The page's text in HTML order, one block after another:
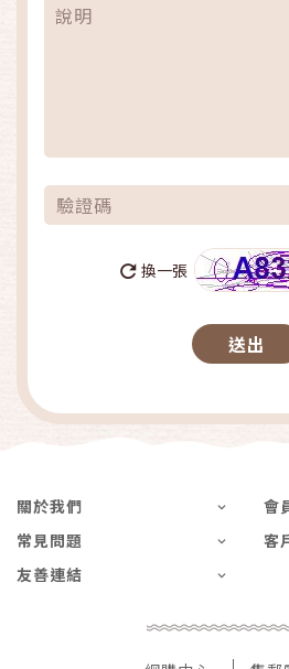
換一張
關於我們
會
常見問題
客
友善連結